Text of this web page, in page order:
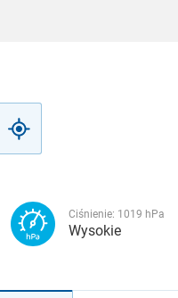
Ciśnienie: 1019 hPa
Wysokie